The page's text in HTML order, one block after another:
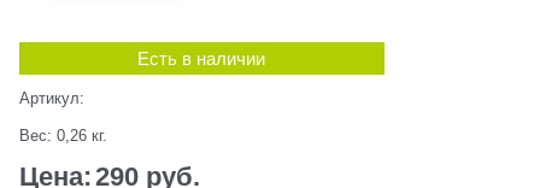
Есть в наличии
Артикул:
Вес: 0,26 кг.
Цена:290 руб.